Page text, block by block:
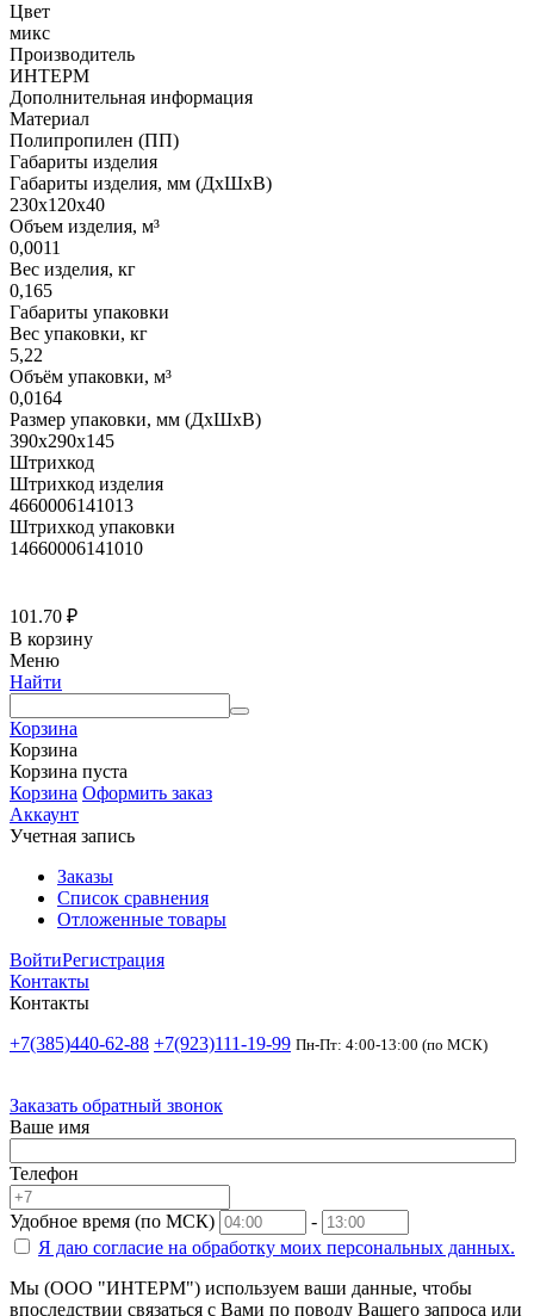
Цвет
микс
Производитель
ИНТЕРМ
Дополнительная информация
Материал
Полипропилен (ПП)
Габариты изделия
Габариты изделия, мм (ДхШхВ)
230х120х40
Объем изделия, м³
0,0011
Вес изделия, кг
0,165
Габариты упаковки
Вес упаковки, кг
5,22
Объём упаковки, м³
0,0164
Размер упаковки, мм (ДхШхВ)
390х290х145
Штрихкод
Штрихкод изделия
4660006141013
Штрихкод упаковки
14660006141010
101.70 ₽
В корзину
Меню
Найти
Корзина
Корзина
Корзина пуста
Корзина Оформить заказ
Аккаунт
Учетная запись
Заказы
Список сравнения
Отложенные товары
ВойтиРегистрация
Контакты
Контакты
+7(385)440-62-88 +7(923)111-19-99 Пн-Пт: 4:00-13:00 (по МСК)
Заказать обратный звонок
Ваше имя
Телефон
Удобное время (по МСК)
-
Я даю согласие на обработку моих персональных данных.
Мы (ООО "ИНТЕРМ") используем ваши данные, чтобы
впоследствии связаться с Вами по поводу Вашего запроса или